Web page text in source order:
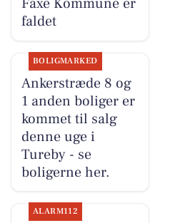
Faxe Kommune er
faldet
BOLIGMARKED
Ankerstræde 8 og
1 anden boliger er
kommet til salg
denne uge i
Tureby - se
boligerne her.
ALARM112